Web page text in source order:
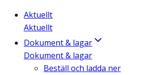
Aktuellt
Aktuellt
Dokument & lagar
Dokument & lagar
Beställ och ladda ner